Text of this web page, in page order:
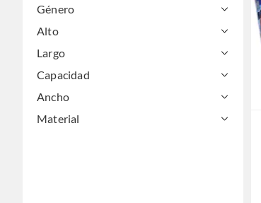
Muebles y organización
Cocina y baño
Género
Alto
Largo
Capacidad
Ancho
Material